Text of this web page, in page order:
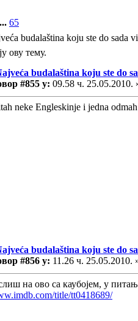
... 65
budalaština koju ste do sada
ову тему.
budalaština koju ste do
#855 у: 09.58 ч. 25.05.2010.
neke Engleskinje i jedna
budalaština koju ste do
#856 у: 11.26 ч. 25.05.2010.
на ово са каубојем, у
title/tt0418689/